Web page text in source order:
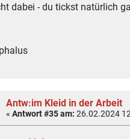
dabei - du tickst natürlich
Antw:im Kleid in der Arbeit
«Antwort #35 am: 26.02.2024